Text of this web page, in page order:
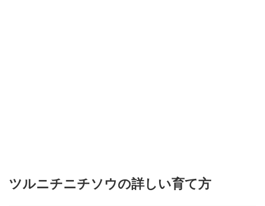
ツルニチニチソウの詳しい育て方